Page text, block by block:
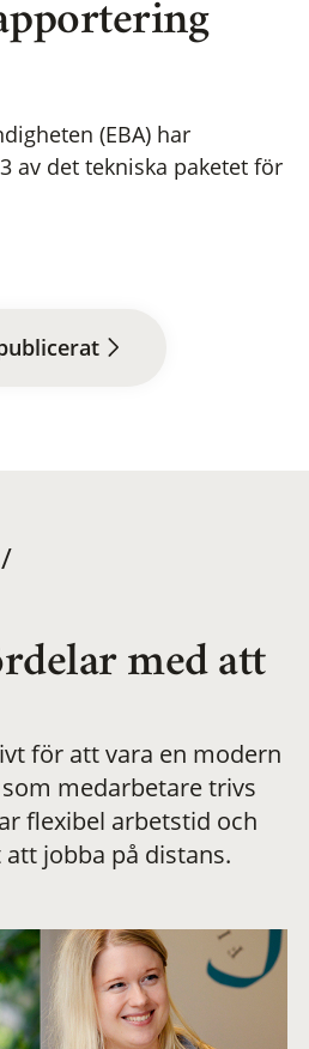
(EBA) har
av det tekniska paketet för
en
och
med att
för att vara en modern
medarbetare trivs
flexibel arbetstid och
jobba på distans.